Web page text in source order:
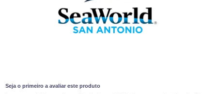
Seja o primeiro a avaliar este produto